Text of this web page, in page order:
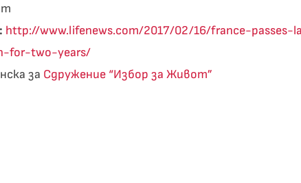
http://www.lifenews.com/2017/02/16/france-
for-two-years/
за Сдружение “Избор за Живот”